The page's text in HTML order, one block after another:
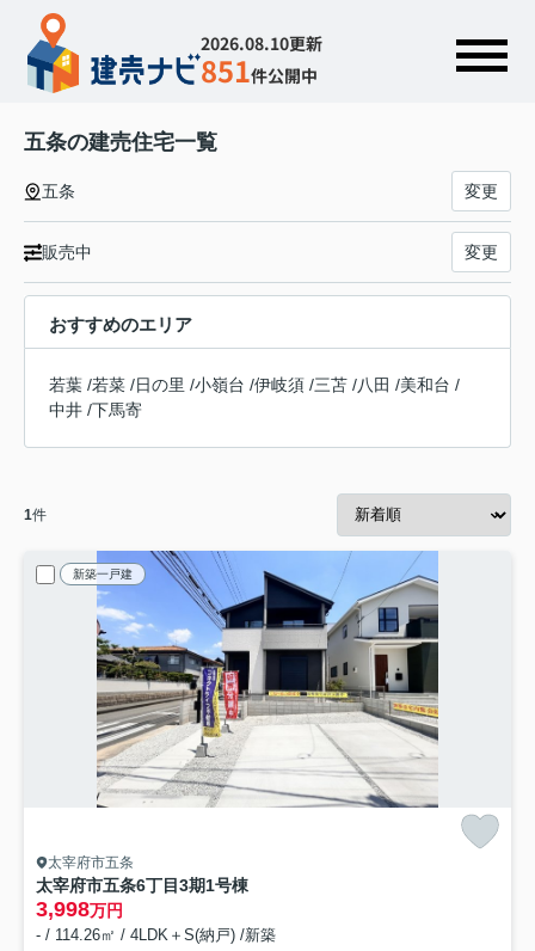
2026.08.10更新
851件公開中
五条の建売住宅一覧
五条 変更
販売中 変更
おすすめのエリア
若葉 /若菜 /日の里 /小嶺台 /伊岐須 /三苫 /八田 /美和台 /
中井 /下馬寄
1件
新築一戸建
太宰府市五条
太宰府市五条6丁目3期1号棟
3,998万円
- / 114.26㎡ / 4LDK＋S(納戸) /新築